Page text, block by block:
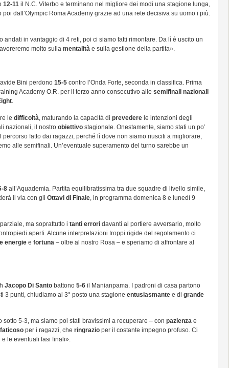
12-11 il N.C. Viterbo e terminano nel migliore dei modi una stagione lunga,
dall’Olympic Roma Academy grazie ad una rete decisiva su uomo i più.
andati in vantaggio di 4 reti, poi ci siamo fatti rimontare. Da lì è uscito un
molto sulla mentalità e sulla gestione della partita».
Bini perdono 15-5 contro l’Onda Forte, seconda in classifica. Prima
Academy O.R. per il terzo anno consecutivo alle semifinali nazionali
.
le difficoltà, maturando la capacità di prevedere le intenzioni degli
nazionali, il nostro obiettivo stagionale. Onestamente, siamo stati un po’
fatto dai ragazzi, perché lì dove non siamo riusciti a migliorare,
alle semifinali. Un’eventuale superamento del turno sarebbe un
8 all’Aquademia. Partita equilibratissima tra due squadre di livello simile,
il via con gli Ottavi di Finale, in programma domenica 8 e lunedì 9
ma soprattutto i tanti errori davanti al portiere avversario, molto
aperti. Alcune interpretazioni troppi rigide del regolamento ci
energie e fortuna – oltre al nostro Rosa – e speriamo di affrontare al
Jacopo Di Santo battono 5-6 il Manianpama. I padroni di casa partono
3 punti, chiudiamo al 3° posto una stagione entusiasmante e di grande
sotto 5-3, ma siamo poi stati bravissimi a recuperare – con pazienza e
faticoso per i ragazzi, che ringrazio per il costante impegno profuso. Ci
le eventuali fasi finali».